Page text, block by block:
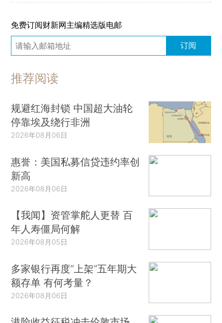
免费订阅财新网主编精选版电邮
订阅
推荐阅读
规避红海封锁 中国超大油轮
停靠埃及绕行非洲
2026年08月06日
惠誉：美国私募信贷违约率创
新高
2026年08月06日
【我闻】资管掌舵人更替 百
年人寿僵局何解
2026年08月05日
多家银行再度“上架”五年期大
额存单 有何考量？
2026年08月06日